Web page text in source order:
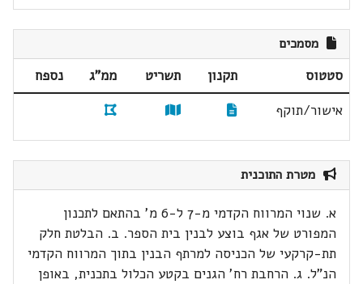
מסמכים
סטטוס תקנון תשריט ממ"ג
נספח
אישור/תוקף
מטרת התוכנית
א. שנוי המרווח הקדמי מ-7 ל-6 מ' בהתאם לתכנון
המפורט של אגף בוצע לבנין בית הספר. ב. הבלטת חלק
תת-קרקעי של הכניסה למרתף הבנין בתוך המרווח הקדמי
הנ"ל. ג. הרחבת רח' הגנים בקטע הכלול בתכנית, באופן